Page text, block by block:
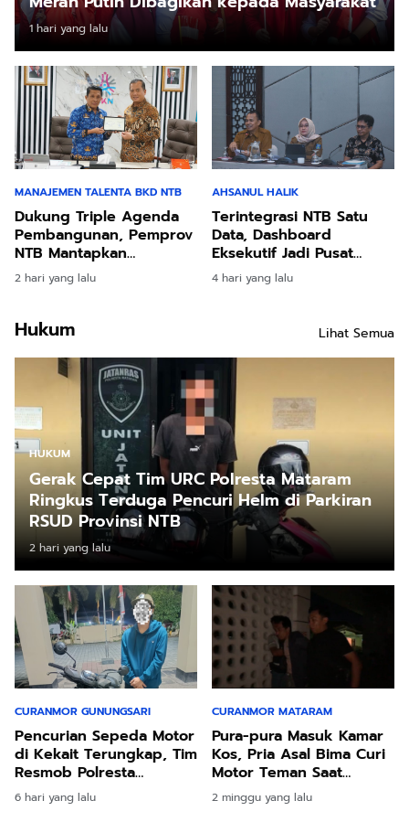
1 hari yang lalu
MANAJEMEN TALENTA BKD NTB
Dukung Triple Agenda
Pembangunan, Pemprov
NTB Mantapkan
Manajemen Talenta ASN
2 hari yang lalu
AHSANUL HALIK
Terintegrasi NTB Satu
Data, Dashboard
Eksekutif Jadi Pusat
Kendali Pimpinan NTB
4 hari yang lalu
Hukum Lihat Semua
HUKUM
Gerak Cepat Tim URC Polresta Mataram
Ringkus Terduga Pencuri Helm di Parkiran
RSUD Provinsi NTB
2 hari yang lalu
CURANMOR GUNUNGSARI
Pencurian Sepeda Motor
di Kekait Terungkap, Tim
Resmob Polresta
Mataram Bekuk Pelaku
di Sesela
6 hari yang lalu
CURANMOR MATARAM
Pura-pura Masuk Kamar
Kos, Pria Asal Bima Curi
Motor Teman Saat
Korban Tertidur di
Mataram
2 minggu yang lalu